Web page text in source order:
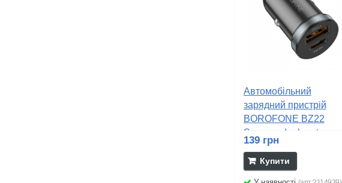
Автомобільний
зарядний пристрій
BOROFONE BZ22
Scenery dual port...
139 грн
Купити